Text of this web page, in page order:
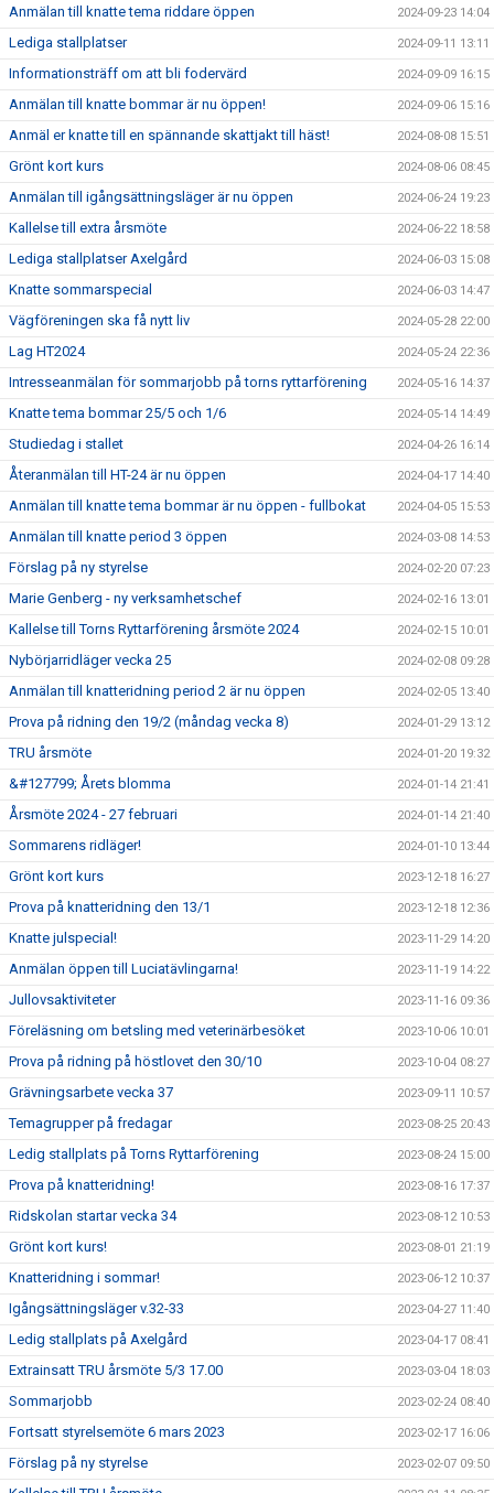
Anmälan till knatte tema riddare öppen 2024-09-23 14:04
Lediga stallplatser 2024-09-11 13:11
Informationsträff om att bli fodervärd 2024-09-09 16:15
Anmälan till knatte bommar är nu öppen! 2024-09-06 15:16
Anmäl er knatte till en spännande skattjakt till häst! 2024-08-08 15:51
Grönt kort kurs 2024-08-06 08:45
Anmälan till igångsättningsläger är nu öppen 2024-06-24 19:23
Kallelse till extra årsmöte 2024-06-22 18:58
Lediga stallplatser Axelgård 2024-06-03 15:08
Knatte sommarspecial 2024-06-03 14:47
Vägföreningen ska få nytt liv 2024-05-28 22:00
Lag HT2024 2024-05-24 22:36
Intresseanmälan för sommarjobb på torns ryttarförening 2024-05-16 14:37
Knatte tema bommar 25/5 och 1/6 2024-05-14 14:49
Studiedag i stallet 2024-04-26 16:14
Återanmälan till HT-24 är nu öppen 2024-04-17 14:40
Anmälan till knatte tema bommar är nu öppen - fullbokat 2024-04-05 15:53
Anmälan till knatte period 3 öppen 2024-03-08 14:53
Förslag på ny styrelse 2024-02-20 07:23
Marie Genberg - ny verksamhetschef 2024-02-16 13:01
Kallelse till Torns Ryttarförening årsmöte 2024 2024-02-15 10:01
Nybörjarridläger vecka 25 2024-02-08 09:28
Anmälan till knatteridning period 2 är nu öppen 2024-02-05 13:40
Prova på ridning den 19/2 (måndag vecka 8) 2024-01-29 13:12
TRU årsmöte 2024-01-20 19:32
&#127799; Årets blomma 2024-01-14 21:41
Årsmöte 2024 - 27 februari 2024-01-14 21:40
Sommarens ridläger! 2024-01-10 13:44
Grönt kort kurs 2023-12-18 16:27
Prova på knatteridning den 13/1 2023-12-18 12:36
Knatte julspecial! 2023-11-29 14:20
Anmälan öppen till Luciatävlingarna! 2023-11-19 14:22
Jullovsaktiviteter 2023-11-16 09:36
Föreläsning om betsling med veterinärbesöket 2023-10-06 10:01
Prova på ridning på höstlovet den 30/10 2023-10-04 08:27
Grävningsarbete vecka 37 2023-09-11 10:57
Temagrupper på fredagar 2023-08-25 20:43
Ledig stallplats på Torns Ryttarförening 2023-08-24 15:00
Prova på knatteridning! 2023-08-16 17:37
Ridskolan startar vecka 34 2023-08-12 10:53
Grönt kort kurs! 2023-08-01 21:19
Knatteridning i sommar! 2023-06-12 10:37
Igångsättningsläger v.32-33 2023-04-27 11:40
Ledig stallplats på Axelgård 2023-04-17 08:41
Extrainsatt TRU årsmöte 5/3 17.00 2023-03-04 18:03
Sommarjobb 2023-02-24 08:40
Fortsatt styrelsemöte 6 mars 2023 2023-02-17 16:06
Förslag på ny styrelse 2023-02-07 09:50